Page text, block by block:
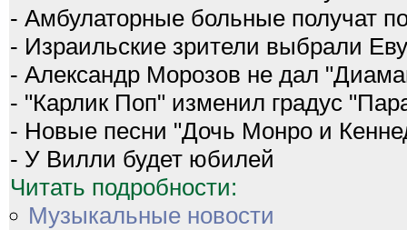
- Амбулаторные больные получат
- Израильские зрители выбрали
- Александр Морозов не дал
- "Карлик Поп" изменил градус
- Новые песни "Дочь Монро и
- У Вилли будет юбилей
Читать подробности:
Музыкальные новости